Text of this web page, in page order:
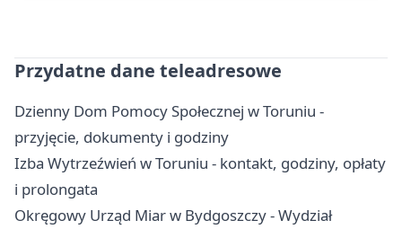
Przydatne dane teleadresowe
Dzienny Dom Pomocy Społecznej w Toruniu -
przyjęcie, dokumenty i godziny
Izba Wytrzeźwień w Toruniu - kontakt, godziny, opłaty
i prolongata
Okręgowy Urząd Miar w Bydgoszczy - Wydział